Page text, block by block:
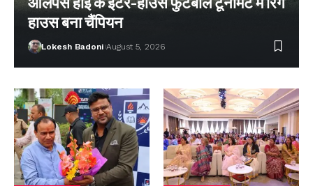
हाउस बना चैंपियन
Lokesh Badoni August 5, 2026